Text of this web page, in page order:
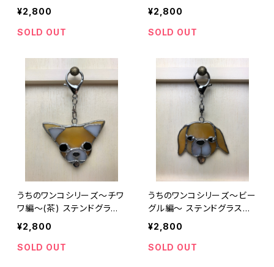
～ ステンドグラス Staine
d Glass Rainbow eared
Bicolor Cat Charm
¥2,800
SOLD OUT
ained Glass Brown Shib
a Inu Charm
¥2,800
SOLD OUT
うちのワンコシリーズ～チワ
ワ編～(茶) ステンドグラ
ス Stained Glass Brow
n Chihuahua Charm
¥2,800
SOLD OUT
うちのワンコシリーズ～ビー
グル編～ ステンドグラス
Stained Glass Beagle C
harm
¥2,800
SOLD OUT